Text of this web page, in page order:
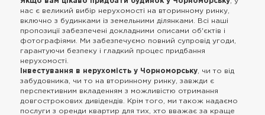
нас є великий вибір нерухомості на вторинному ринку,
включно з будинками із земельними ділянками. Всі наші
пропозиції забезпечені докладними описами об'єктів і
фотографіями. Ми забезпечуємо повний супровід угоди,
гарантуючи безпеку і гладкий процес придбання
нерухомості.
Інвестування в нерухомість у Чорноморську , чи то від
забудовника, чи то на вторинному ринку, завжди є
перспективним вкладенням з можливістю отримання
довгострокових дивідендів. Крім того, ми також надаємо
послуги з оренди квартир для тих, хто вважає за краще